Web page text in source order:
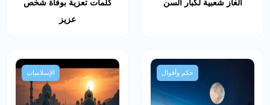
ألغاز شعبية لكبار السن
كلمات تعزية بوفاة شخص
عزيز
حكم وأقوال الإسلاميات